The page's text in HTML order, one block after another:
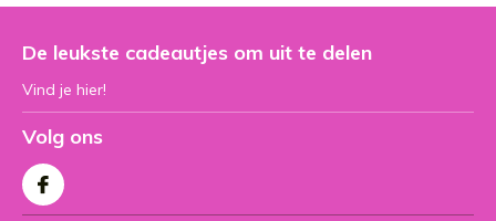
De leukste cadeautjes om uit te delen
Vind je hier!
Volg ons